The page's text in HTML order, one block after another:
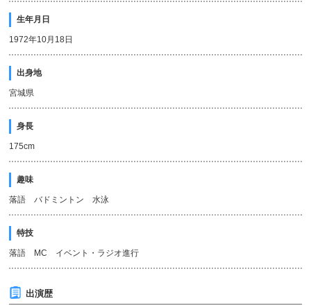
生年月日
1972年10月18日
出身地
宮城県
身長
175cm
趣味
落語 バドミントン 水泳
特技
落語 MC イベント・ラジオ進行
出演歴